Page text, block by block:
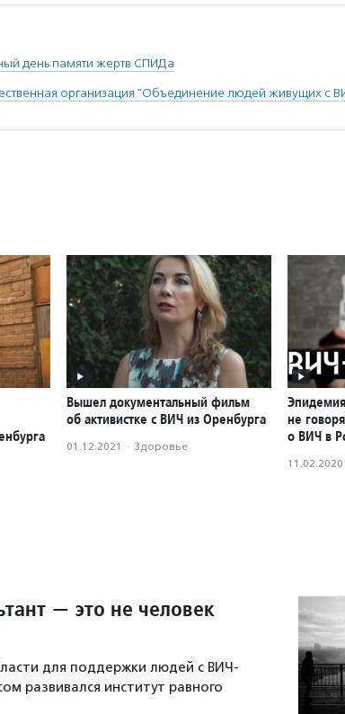
день памяти жертв СПИДа
организация "Объединение людей живущих с
Вышел документальный фильм
об активистке с ВИЧ из Оренбурга
01.12.2021 · Здоровье
не
о ВИЧ в
11.02.2020
— это не человек
для поддержки людей с ВИЧ-
развивался институт равного